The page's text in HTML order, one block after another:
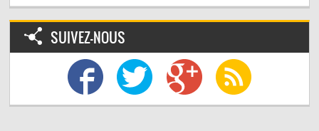
SUIVEZ-NOUS